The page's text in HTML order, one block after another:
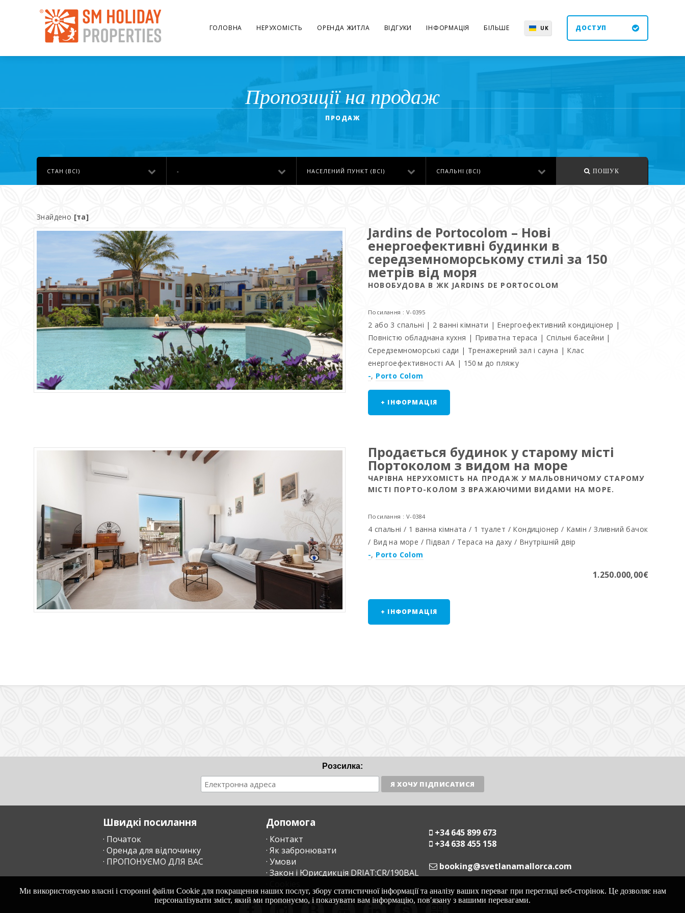
ГОЛОВНА НЕРУХОМІСТЬ ОРЕНДА ЖИТЛА ВІДГУКИ ІНФОРМАЦІЯ БІЛЬШЕ UK ДОСТУП
Пропозиції на продаж
ПРОДАЖ
СТАН (ВСІ) - НАСЕЛЕНИЙ ПУНКТ (ВСІ) СПАЛЬНІ (ВСІ) ПОШУК
Знайдено [та]
Jardins de Portocolom – Нові
енергоефективні будинки в
середземноморському стилі за 150
метрів від моря
НОВОБУДОВА В ЖК JARDINS DE PORTOCOLOM
Посилання : V-0395
2 або 3 спальні | 2 ванні кімнати | Енергоефективний кондиціонер |
Повністю обладнана кухня | Приватна тераса | Спільні басейни |
Середземноморські сади | Тренажерний зал і сауна | Клас
енергоефективності AA | 150 м до пляжу
-, Porto Colom
+ ІНФОРМАЦІЯ
Продається будинок у старому місті
Портоколом з видом на море
ЧАРІВНА НЕРУХОМІСТЬ НА ПРОДАЖ У МАЛЬОВНИЧОМУ СТАРОМУ
МІСТІ ПОРТО-КОЛОМ З ВРАЖАЮЧИМИ ВИДАМИ НА МОРЕ.
Посилання : V-0384
4 спальні / 1 ванна кімната / 1 туалет / Кондиціонер / Камін / Зливний бачок
/ Вид на море / Підвал / Тераса на даху / Внутрішній двір
-, Porto Colom
1.250.000,00€
+ ІНФОРМАЦІЯ
Розсилка:
Швидкі посилання
· Початок
· Оренда для відпочинку
· ПРОПОНУЄМО ДЛЯ ВАС
Допомога
· Контакт
· Як забронювати
· Умови
· Закон і Юрисдикція DRIAT:CR/190BAL
+34 645 899 673
+34 638 455 158
moc.acrollamanaltevs@gnikoob
Ми використовуємо власні і сторонні файли Cookie для покращення наших послуг, збору статистичної інформації та аналізу ваших переваг при перегляді веб-сторінок. Це дозволяє нам
персоналізувати зміст, який ми пропонуємо, і показувати вам інформацію, пов′язану з вашими перевагами.